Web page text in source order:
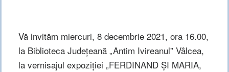
Vă invităm miercuri, 8 decembrie 2021, ora 16.00,
la Biblioteca Județeană „Antim Ivireanul” Vâlcea,
la vernisajul expoziției „FERDINAND ȘI MARIA,